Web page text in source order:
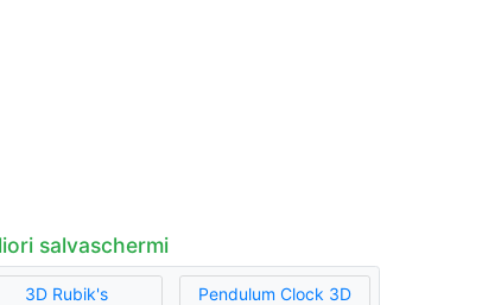
salvaschermi
3D Rubik's Pendulum Clock 3D